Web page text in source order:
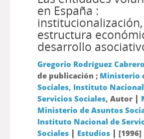
en España :
institucionalización,
estructura
desarrollo
Gregorio Rodríguez Cabrero
de publicación ; Ministerio
Sociales, Instituto
Servicios Sociales, Autor |
Ministerio de Asuntos
Instituto Nacional de
Sociales| Estudios| [1996]